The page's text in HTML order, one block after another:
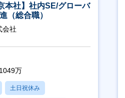
本社】社内SE/グローバ
（総合職）
会社
万
土日祝休み